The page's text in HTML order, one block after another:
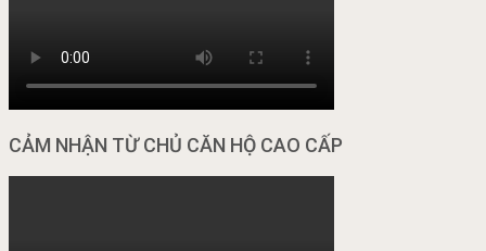
CẢM NHẬN TỪ CHỦ CĂN HỘ CAO CẤP